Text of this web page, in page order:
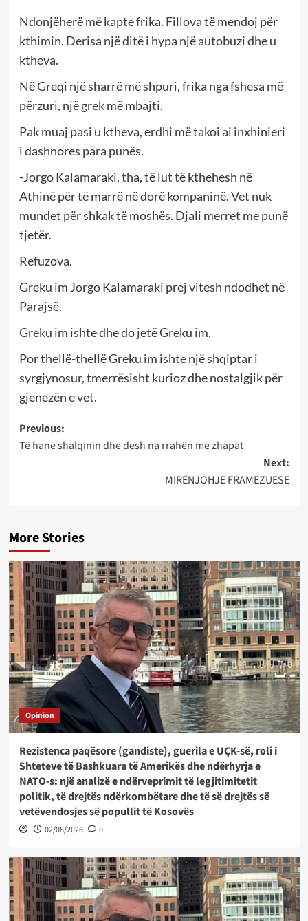
Ndonjëherë më kapte frika. Fillova të mendoj për
kthimin. Derisa një ditë i hypa një autobuzi dhe u
ktheva.
Në Greqi një sharrë më shpuri, frika nga fshesa më
përzuri, një grek më mbajti.
Pak muaj pasi u ktheva, erdhi më takoi ai inxhinieri
i dashnores para punës.
-Jorgo Kalamaraki, tha, të lut të kthehesh në
Athinë për të marrë në dorë kompaninë. Vet nuk
mundet për shkak të moshës. Djali merret me punë
tjetër.
Refuzova.
Greku im Jorgo Kalamaraki prej vitesh ndodhet në
Parajsë.
Greku im ishte dhe do jetë Greku im.
Por thellë-thellë Greku im ishte një shqiptar i
syrgjynosur, tmerrësisht kurioz dhe nostalgjik për
gjenezën e vet.
Post
navigation
Previous:
Të hanë shalqinin dhe desh na rrahën me zhapat
Next:
MIRËNJOHJE FRAMËZUESE
More Stories
Opinion
Rezistenca paqësore (gandiste), guerila e UÇK-së, roli i
Shteteve të Bashkuara të Amerikës dhe ndërhyrja e
NATO-s: një analizë e ndërveprimit të legjitimitetit
politik, të drejtës ndërkombëtare dhe të së drejtës së
vetëvendosjes së popullit të Kosovës
02/08/2026 0